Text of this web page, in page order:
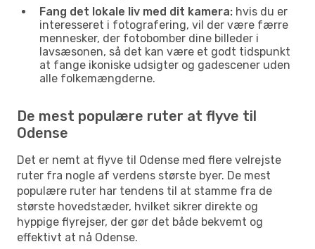
Fang det lokale liv med dit kamera: hvis du er
interesseret i fotografering, vil der være færre
mennesker, der fotobomber dine billeder i
lavsæsonen, så det kan være et godt tidspunkt
at fange ikoniske udsigter og gadescener uden
alle folkemængderne.
De mest populære ruter at flyve til
Odense
Det er nemt at flyve til Odense med flere velrejste
ruter fra nogle af verdens største byer. De mest
populære ruter har tendens til at stamme fra de
største hovedstæder, hvilket sikrer direkte og
hyppige flyrejser, der gør det både bekvemt og
effektivt at nå Odense.